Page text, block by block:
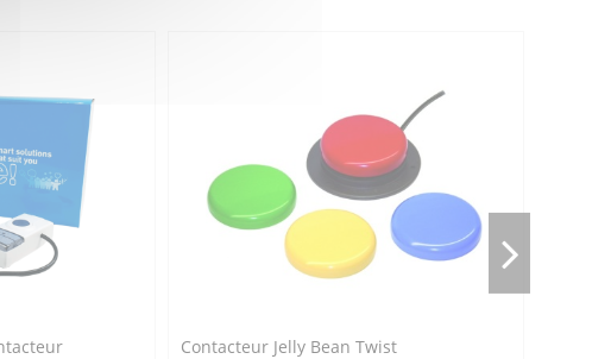
Contacteur Jelly Bean Twist